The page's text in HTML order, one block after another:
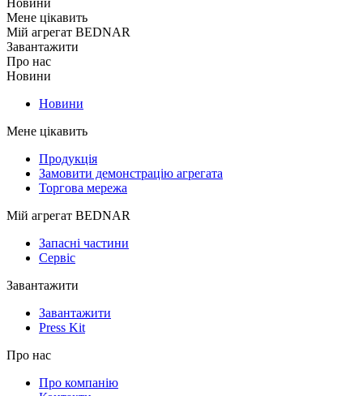
Мене цікавить
Мій агрегат BEDNAR
Завантажити
Про нас
Новини
Новини
Мене цікавить
Продукція
Замовити демонстрацію агрегата
Торгова мережа
Мій агрегат BEDNAR
Запасні частини
Сервіс
Завантажити
Завантажити
Press Kit
Про нас
Про компанію